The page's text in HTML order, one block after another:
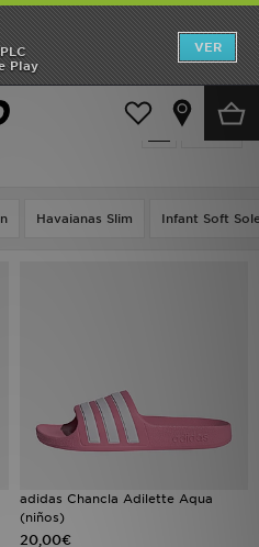
Play
VER
- Holiday
Havaianas Slim Infant Soft
adidas Chancla Adilette Aqua
(niños)
20,00€